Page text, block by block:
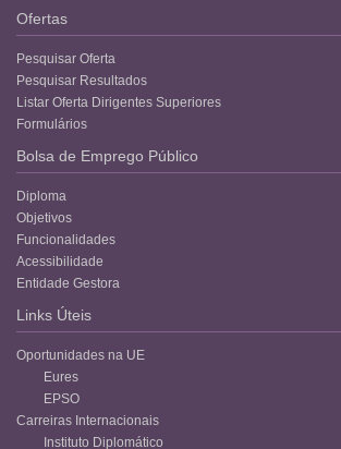
Ofertas
Pesquisar Oferta
Pesquisar Resultados
Listar Oferta Dirigentes Superiores
Formulários
Bolsa de Emprego Público
Diploma
Objetivos
Funcionalidades
Acessibilidade
Entidade Gestora
Links Úteis
Oportunidades na UE
Eures
EPSO
Carreiras Internacionais
Instituto Diplomático